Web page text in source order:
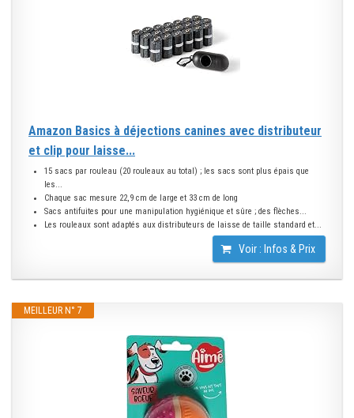
Amazon Basics à déjections canines avec distributeur
et clip pour laisse...
15 sacs par rouleau (20 rouleaux au total) ; les sacs sont plus épais que
les...
Chaque sac mesure 22,9 cm de large et 33 cm de long
Sacs antifuites pour une manipulation hygiénique et sûre ; des flèches...
Les rouleaux sont adaptés aux distributeurs de laisse de taille standard et...
Voir : Infos & Prix
MEILLEUR N° 7